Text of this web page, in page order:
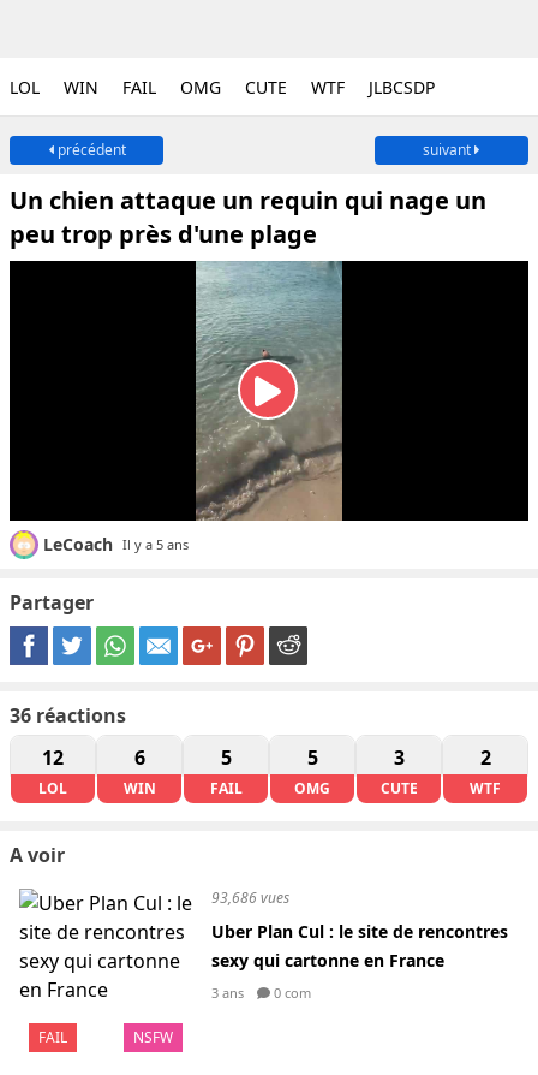
LOL WIN FAIL OMG CUTE WTF JLBCSDP
précédent suivant
Un chien attaque un requin qui nage un
peu trop près d'une plage
LeCoach Il y a 5 ans
Partager
36 réactions
12
LOL
6
WIN
5
FAIL
5
OMG
3
CUTE
2
WTF
A voir
FAIL NSFW
93,686 vues
Uber Plan Cul : le site de rencontres
sexy qui cartonne en France
3 ans 0 com